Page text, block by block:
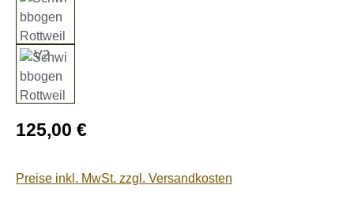
Regulärer Preis:
125,00 €
Preise inkl. MwSt. zzgl. Versandkosten